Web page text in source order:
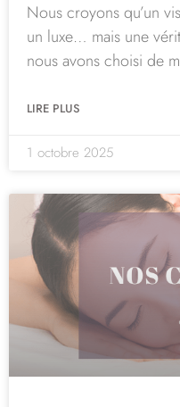
Nous croyons qu’un
un luxe… mais une
nous avons choisi de
LIRE PLUS
1 octobre 2025